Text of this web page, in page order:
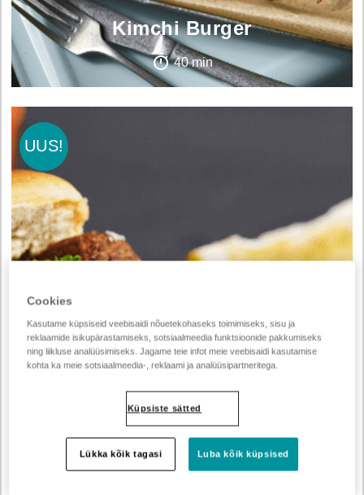
Kimchi Burger
40 min
UUS!
Porgandipalli burger
Cookies
Kasutame küpsiseid veebisaidi nõuetekohaseks toimimiseks, sisu ja
reklaamide isikupärastamiseks, sotsiaalmeedia funktsioonide pakkumiseks
ning liikluse analüüsimiseks. Jagame teie infot meie veebisaidi kasutamise
kohta ka meie sotsiaalmeedia-, reklaami ja analüüsipartneritega.
Küpsiste sätted
Lükka kõik tagasi Luba kõik küpsised